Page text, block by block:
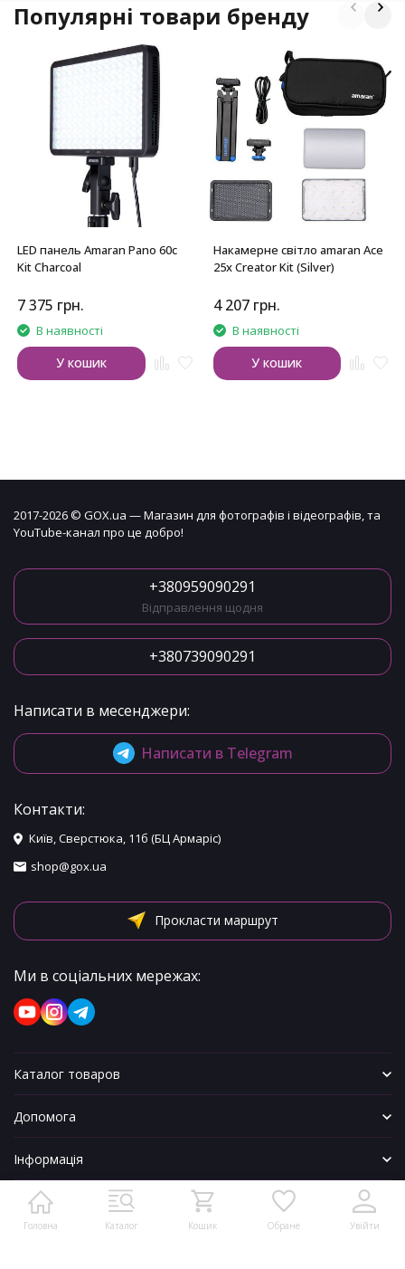
Популярні товари бренду
LED панель Amaran Pano 60c
Kit Charcoal
7 375 грн.
В наявності
У кошик
Накамерне світло amaran Ace
25x Creator Kit (Silver)
4 207 грн.
В наявності
У кошик
Головна Каталог Кошик Обране Увійти
2017-2026 © GOX.ua — Магазин для фотографів і відеографів, та
YouTube-канал про це добро!
+380959090291
Відправлення щодня
+380739090291
Написати в месенджери:
Написати в Telegram
Контакти:
Київ, Сверстюка, 11б (БЦ Армаріс)
shop@gox.ua
Прокласти маршрут
Ми в соціальних мережах:
Каталог товаров
Допомога
Інформація